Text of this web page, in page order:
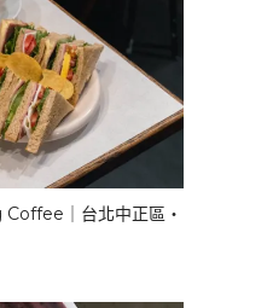
｜台北中正區・